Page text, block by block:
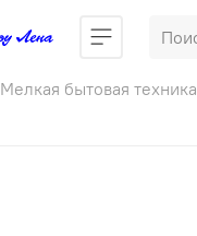
Мелкая бытовая техника